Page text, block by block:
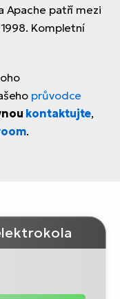
Apache patří mezi
Kompletní
průvodce
kontaktujte,
.